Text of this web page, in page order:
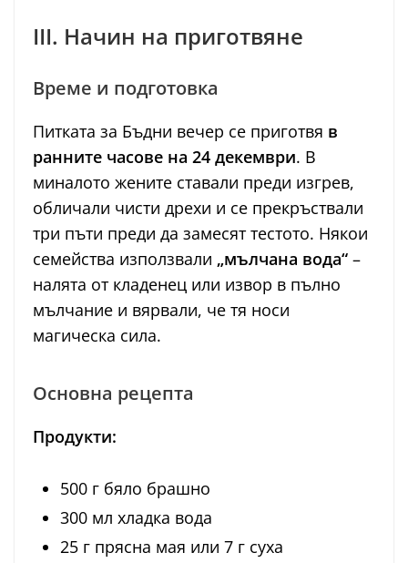
III. Начин на приготвяне
Време и подготовка
Питката за Бъдни вечер се приготвя в
ранните часове на 24 декември. В
миналото жените ставали преди изгрев,
обличали чисти дрехи и се прекръствали
три пъти преди да замесят тестото. Някои
семейства използвали „мълчана вода“ –
налята от кладенец или извор в пълно
мълчание и вярвали, че тя носи
магическа сила.
Основна рецепта
Продукти:
500 г бяло брашно
300 мл хладка вода
25 г прясна мая или 7 г суха